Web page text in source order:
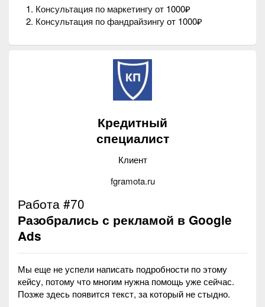
Консультация по маркетингуот 1000₽
Консультация по фандрайзингуот 1000₽
Кредитный
специалист
Клиент
fgramota.ru
Работа #70
Разобрались с рекламой в Google
Ads
Мы еще не успели написать подробности по этому
кейсу, потому что многим нужна помощь уже сейчас.
Позже здесь появится текст, за который не стыдно.